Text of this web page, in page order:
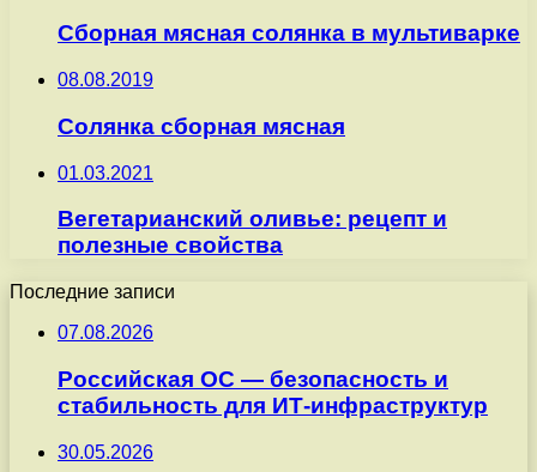
Сборная мясная солянка в мультиварке
08.08.2019
Солянка сборная мясная
01.03.2021
Вегетарианский оливье: рецепт и
полезные свойства
Последние записи
07.08.2026
Российская ОС — безопасность и
стабильность для ИТ-инфраструктур
30.05.2026